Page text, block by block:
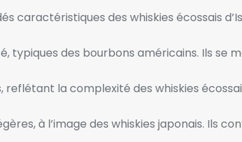
caractéristiques des whiskies écossais
typiques des bourbons américains. Ils se
la complexité des whiskies
à l’image des whiskies japonais. Ils